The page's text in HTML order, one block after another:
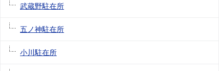
武蔵野駐在所
五ノ神駐在所
小川駐在所